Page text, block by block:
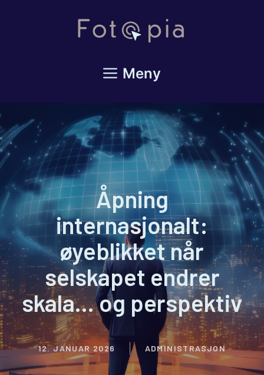
Meny
Åpning
internasjonalt:
øyeblikket når
selskapet endrer
skala… og perspektiv
12. JANUAR 2026 ADMINISTRASJON